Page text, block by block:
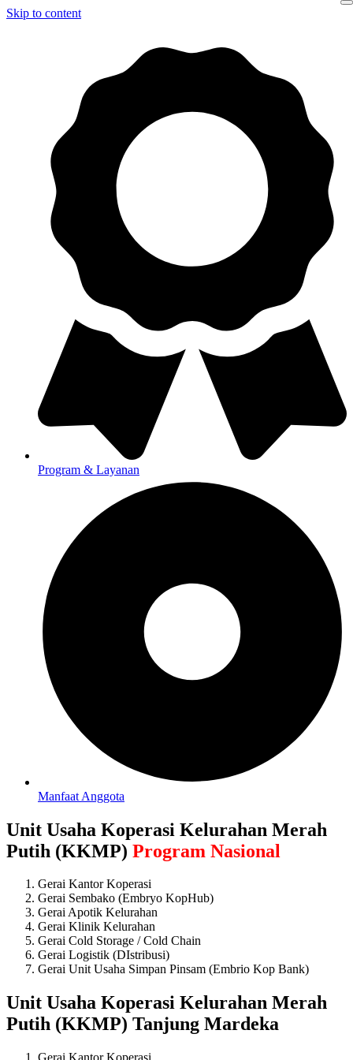
Skip to content
Program & Layanan
Manfaat Anggota
Unit Usaha Koperasi Kelurahan Merah
Putih (KKMP) Program Nasional
Gerai Kantor Koperasi
Gerai Sembako (Embryo KopHub)
Gerai Apotik Kelurahan
Gerai Klinik Kelurahan
Gerai Cold Storage / Cold Chain
Gerai Logistik (DIstribusi)
Gerai Unit Usaha Simpan Pinsam (Embrio Kop Bank)
Unit Usaha Koperasi Kelurahan Merah
Putih (KKMP) Tanjung Mardeka